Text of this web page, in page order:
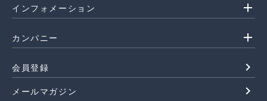
インフォメーション add
カンパニー add
会員登録 navigate_next
メールマガジン navigate_next